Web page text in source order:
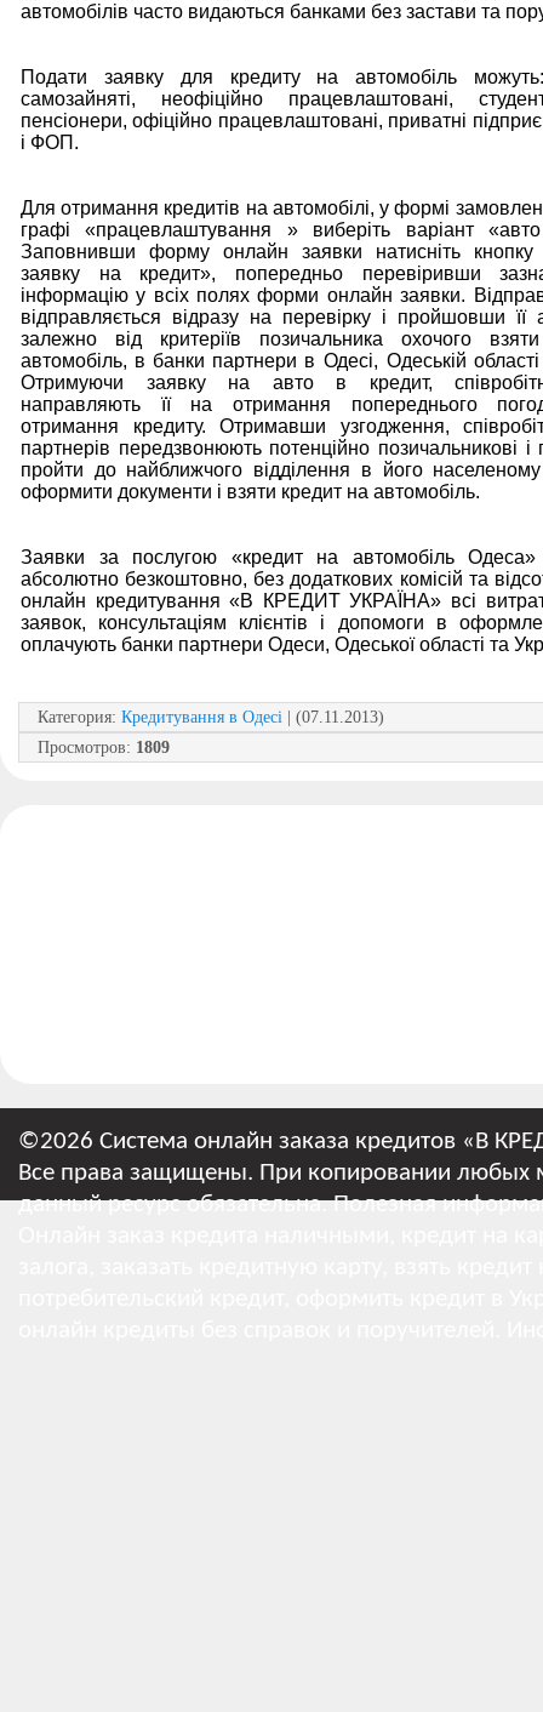
автомобілів часто видаються банками без застави та
Подати заявку для кредиту на автомобіль можуть:
самозайняті, неофіційно працевлаштовані,
пенсіонери, офіційно працевлаштовані, приватні
і ФОП.
Для отримання кредитів на автомобілі, у формі
графі «працевлаштування » виберіть варіант
Заповнивши форму онлайн заявки натисніть кнопку
заявку на кредит», попередньо перевіривши
інформацію у всіх полях форми онлайн заявки.
відправляється відразу на перевірку і пройшовши її
залежно від критеріїв позичальника охочого
автомобіль, в банки партнери в Одесі, Одеській області
Отримуючи заявку на авто в кредит,
направляють її на отримання попереднього
отримання кредиту. Отримавши узгодження,
партнерів передзвонюють потенційно позичальникові і
пройти до найближчого відділення в його
оформити документи і взяти кредит на автомобіль.
Заявки за послугою «кредит на автомобіль Одеса»
абсолютно безкоштовно, без додаткових комісій та
онлайн кредитування «В КРЕДИТ УКРАЇНА» всі
заявок, консультаціям клієнтів і допомоги в
оплачують банки партнери Одеси, Одеської області та
Категория: Кредитування в Одесі | (07.11.2013)
Просмотров: 1809
©2026 Система онлайн заказа кредитов «В
Все права защищены. При копировании любых
данный ресурс обязательна.Полезная